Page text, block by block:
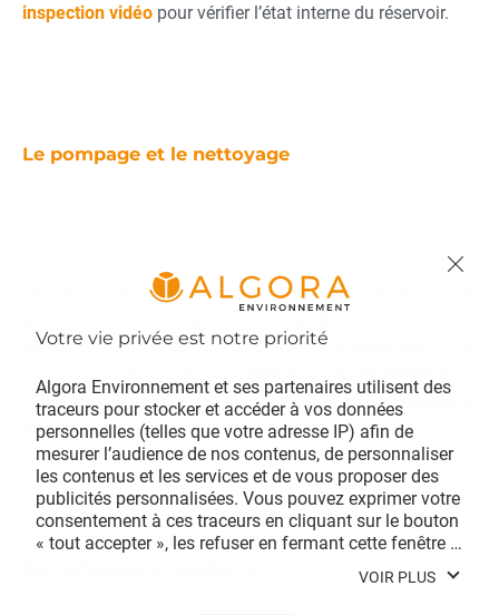
Algora Environnement et ses partenaires utilisent des
traceurs pour stocker et accéder à vos données
personnelles (telles que votre adresse IP) afin de
mesurer l’audience de nos contenus, de personnaliser
les contenus et les services et de vous proposer des
publicités personnalisées. Vous pouvez exprimer votre
consentement à ces traceurs en cliquant sur le bouton
« tout accepter », les refuser en fermant cette fenêtre à
l’aide de la croix « continuer sans accepter », ou vous
informer sur le détail de chaque finalité et exprimer
votre choix pour chacune d’entre elles en cliquant sur «
VOIR PLUS
inspection vidéo pour vérifier l’état interne du réservoir.
Le pompage et le nettoyage
Les résidus liquides et les boues sont extraits de la cuve
pour supprimer les substances dangereuses. Elle
d’undégazagesi la cuve contenait deshydrocarbures
volatils.